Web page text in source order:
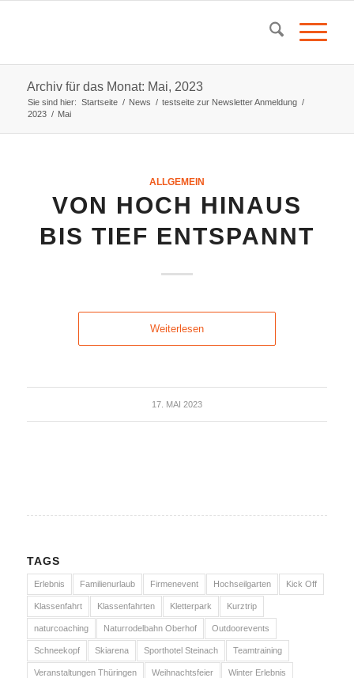
Archiv für das Monat: Mai, 2023
Sie sind hier: Startseite / News / testseite zur Newsletter Anmeldung /
2023 / Mai
ALLGEMEIN
VON HOCH HINAUS
BIS TIEF ENTSPANNT
Weiterlesen
17. MAI 2023
TAGS
Erlebnis Familienurlaub Firmenevent Hochseilgarten Kick Off
Klassenfahrt Klassenfahrten Kletterpark Kurztrip
naturcoaching Naturrodelbahn Oberhof Outdoorevents
Schneekopf Skiarena Sporthotel Steinach Teamtraining
Veranstaltungen Thüringen Weihnachtsfeier Winter Erlebnis